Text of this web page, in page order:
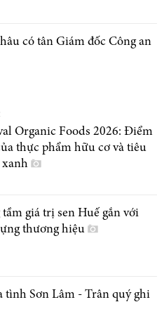
có tân Giám đốc Công an
Organic Foods 2026: Điểm
thực phẩm hữu cơ và tiêu
tầm giá trị sen Huế gắn với
thương hiệu
tình Sơn Lâm - Trân quý ghi